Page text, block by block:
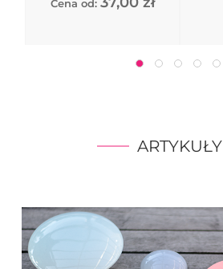
Cena od:
ARTYKUŁY